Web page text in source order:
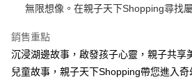
由本公司與您本人進行分期帳單所需資料之確
是否繳費成功／繳費後需取消欲退款等相關疑
【注意事項】
１．透過由恩沛科技股份有限公司提供之「
易，需依本服務之必要範圍內提供個人資料，
每筆NT$200
海外包裹航空運送
無限想像。在親子天下Shopping尋找
銷售重點
沉浸湖邊故事，啟發孩子心靈，親子共享
兒童故事，親子天下Shopping帶您進入